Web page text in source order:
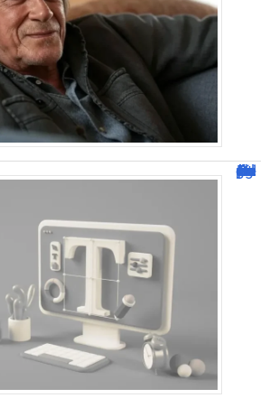
Dafont Police : guide complet pour télécharger !